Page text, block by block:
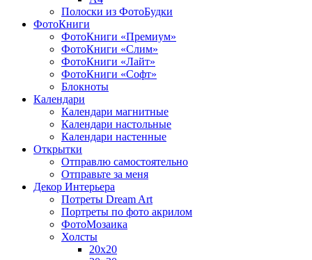
Полоски из ФотоБудки
ФотоКниги
ФотоКниги «Премиум»
ФотоКниги «Слим»
ФотоКниги «Лайт»
ФотоКниги «Софт»
Блокноты
Календари
Календари магнитные
Календари настольные
Календари настенные
Открытки
Отправлю самостоятельно
Отправьте за меня
Декор Интерьера
Потреты Dream Art
Портреты по фото акрилом
ФотоМозаика
Холсты
20х20